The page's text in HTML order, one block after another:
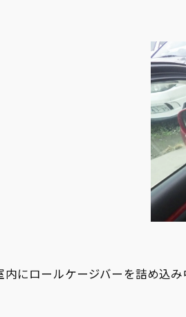
にロールケージバーを詰め込み